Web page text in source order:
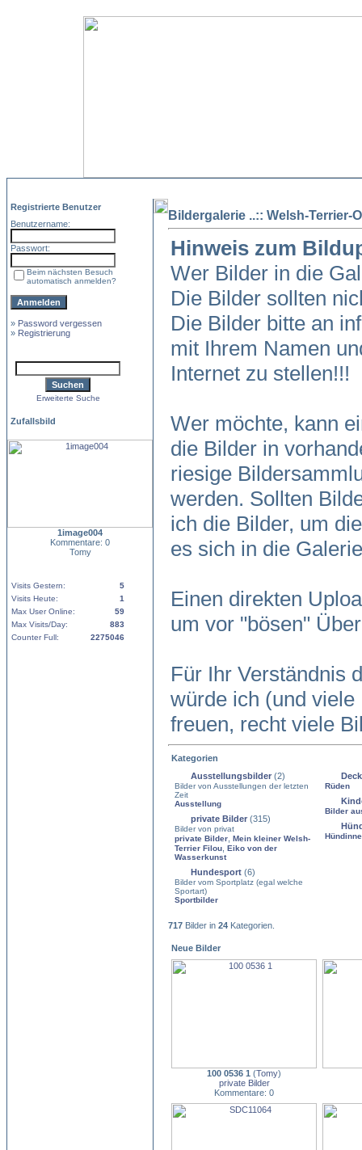
Registrierte Benutzer
Benutzername:
Passwort:
Beim nächsten Besuch
automatisch anmelden?
» Password vergessen
» Registrierung
Erweiterte Suche
Zufallsbild
1image004
Kommentare: 0
Tomy
Visits Gestern:
5
Visits Heute:
1
Max User Online:
59
Max Visits/Day:
883
Counter Full:
2275046
Bildergalerie ..:: Welsh-Terrier-
Hinweis zum
Wer Bilder in die
Die Bilder sollten
Die Bilder bitte an
mit Ihrem Namen
Internet zu stellen!!!
Wer möchte, kann
die Bilder in
riesige
werden. Sollten
ich die Bilder, um
es sich in die
Einen direkten
um vor "bösen"
Für Ihr Verständnis
würde ich (und
freuen, recht viele
Kategorien
Ausstellungsbilder (2)
Bilder von Ausstellungen der letzten
Zeit
Ausstellung
private Bilder (315)
Bilder von privat
private Bilder Mein kleiner Welsh-
Terrier Filou Eiko von der
Wasserkunst
Hundesport (6)
Bilder vom Sportplatz (egal welche
Sportart)
Sportbilder
Rüden
Bilder
717 Bilder in 24 Kategorien.
Neue Bilder
100 0536 1 (Tomy)
private Bilder
Kommentare: 0